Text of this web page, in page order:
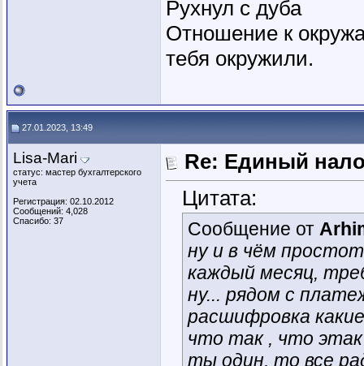
Рухнул с дуба
Отношение к
тебя окружили.
27.01.2023, 13:49
Lisa-Mari
статус: мастер бухгалтерского
учета
Регистрация: 02.10.2012
Сообщений: 4,028
Спасибо: 37
Re: Единый
Цитата:
Сообщение от
ну и в чём
каждый месяц,
ну... рядом с
расшифровка
что так , что
ты один, то все